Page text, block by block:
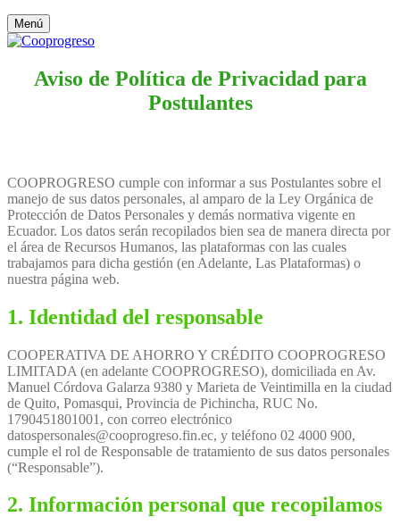
Menú
Aviso de Política de Privacidad para
Postulantes
COOPROGRESO cumple con informar a sus Postulantes sobre el
manejo de sus datos personales, al amparo de la Ley Orgánica de
Protección de Datos Personales y demás normativa vigente en
Ecuador. Los datos serán recopilados bien sea de manera directa por
el área de Recursos Humanos, las plataformas con las cuales
trabajamos para dicha gestión (en Adelante, Las Plataformas) o
nuestra página web.
1. Identidad del responsable
COOPERATIVA DE AHORRO Y CRÉDITO COOPROGRESO
LIMITADA (en adelante COOPROGRESO), domiciliada en Av.
Manuel Córdova Galarza 9380 y Marieta de Veintimilla en la ciudad
de Quito, Pomasqui, Provincia de Pichincha, RUC No.
1790451801001, con correo electrónico
datospersonales@cooprogreso.fin.ec, y teléfono 02 4000 900,
cumple el rol de Responsable de tratamiento de sus datos personales
(“Responsable”).
2. Información personal que recopilamos